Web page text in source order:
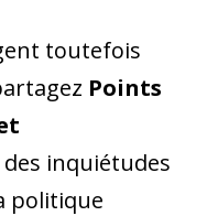
toutefois
Points
inquiétudes
politique